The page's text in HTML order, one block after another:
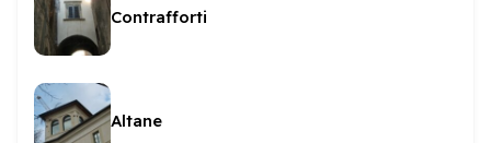
Contrafforti
Altane